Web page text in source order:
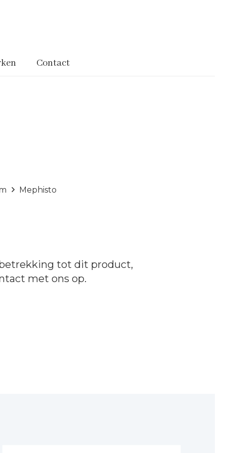
Contact
Mephisto
tot dit product,
met ons op.